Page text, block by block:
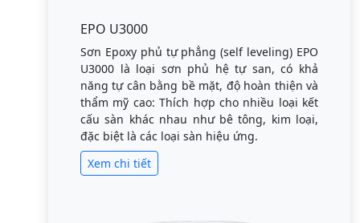
EPO U3000
Sơn Epoxy phủ tự phẳng (self leveling) EPO
U3000 là loại sơn phủ hệ tự san, có khả
năng tự cân bằng bề mặt, độ hoàn thiện và
thẩm mỹ cao: Thích hợp cho nhiều loại kết
cấu sàn khác nhau như bê tông, kim loại,
đặc biệt là các loại sàn hiệu ứng.
Xem chi tiết